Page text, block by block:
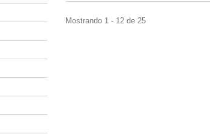
Mostrando 1 - 12 de 25